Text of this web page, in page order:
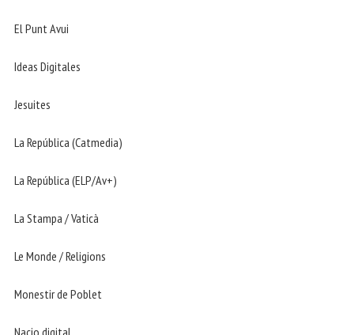
El Punt Avui
Ideas Digitales
Jesuites
La República (Catmedia)
La República (ELP/Av+)
La Stampa / Vaticà
Le Monde / Religions
Monestir de Poblet